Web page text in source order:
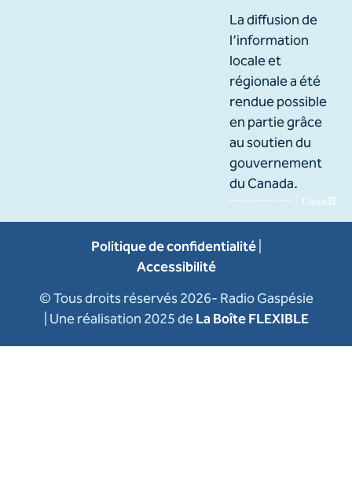
La diffusion de
l’information
locale et
régionale a été
rendue possible
en partie grâce
au soutien du
gouvernement
du Canada.
© Tous droits réservés 2026- Radio Gaspésie
| Une réalisation 2025 deLa Boîte FLEXIBLE
Politique de confidentialité|
Accessibilité